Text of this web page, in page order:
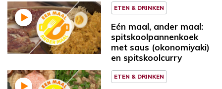
ETEN & DRINKEN
Eén maal, ander maal:
spitskoolpannenkoek
met saus (okonomiyaki)
en spitskoolcurry
ETEN & DRINKEN